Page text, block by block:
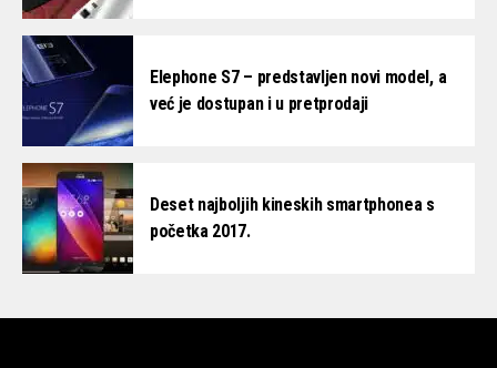
Elephone S7 – predstavljen novi model, a
već je dostupan i u pretprodaji
Deset najboljih kineskih smartphonea s
početka 2017.